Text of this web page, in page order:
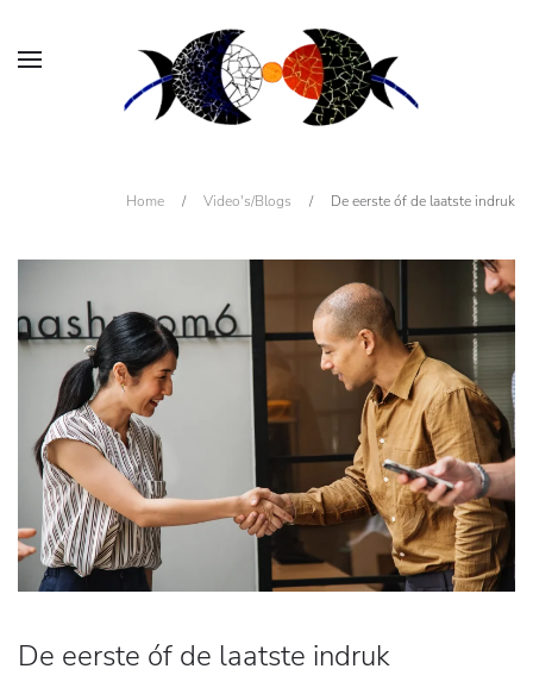
Home / Video's/Blogs / De eerste óf de laatste indruk
De eerste óf de laatste indruk